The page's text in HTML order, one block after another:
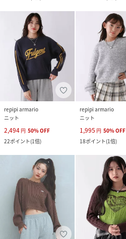
repipi armario
ニット
2,494 円 50%OFF
22ポイント(1倍)
repipi armario
ニット
1,995 円 50%OFF
18ポイント(1倍)